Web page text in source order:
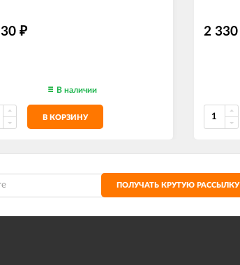
₽
В наличии
В КОРЗИНУ
2 330
ПОЛУЧАТЬ КРУТУЮ РАССЫЛКУ